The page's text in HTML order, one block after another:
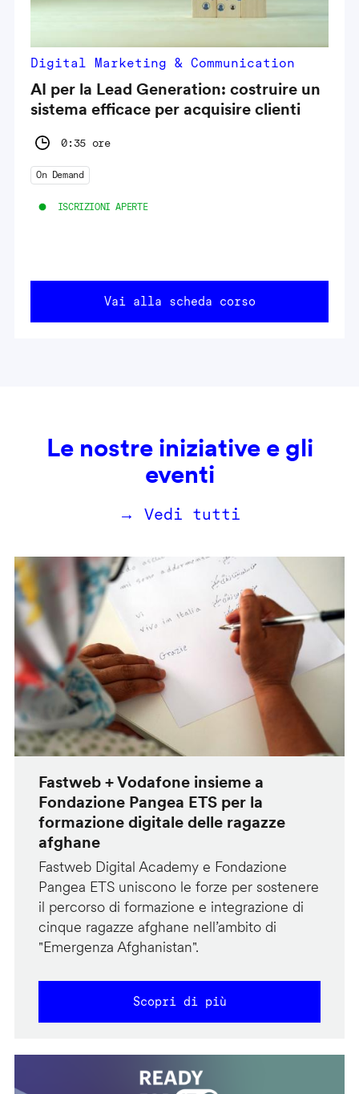
Digital Marketing & Communication
AI per la Lead Generation: costruire un
sistema efficace per acquisire clienti
0:35 ore
On Demand
ISCRIZIONI APERTE
Vai alla scheda corso
Le nostre iniziative e gli
eventi
→ Vedi tutti
Fastweb + Vodafone insieme a
Fondazione Pangea ETS per la
formazione digitale delle ragazze
afghane
Fastweb Digital Academy e Fondazione
Pangea ETS uniscono le forze per sostenere
il percorso di formazione e integrazione di
cinque ragazze afghane nell’ambito di
"Emergenza Afghanistan".
Scopri di più